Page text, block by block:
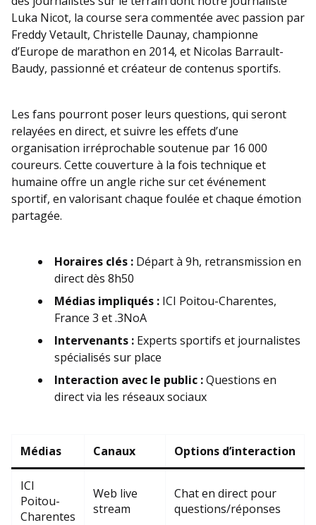
Luka Nicot, la course sera commentée avec passion par
Freddy Vetault, Christelle Daunay, championne
d’Europe de marathon en 2014, et Nicolas Barrault-
Baudy, passionné et créateur de contenus sportifs.
Les fans pourront poser leurs questions, qui seront
relayées en direct, et suivre les effets d’une
organisation irréprochable soutenue par 16 000
coureurs. Cette couverture à la fois technique et
humaine offre un angle riche sur cet événement
sportif, en valorisant chaque foulée et chaque émotion
partagée.
Horaires clés : Départ à 9h, retransmission en
direct dès 8h50
Médias impliqués : ICI Poitou-Charentes,
France 3 et .3NoA
Intervenants : Experts sportifs et journalistes
spécialisés sur place
Interaction avec le public :Questions en
direct via les réseaux sociaux
Médias Canaux Options d’interaction
ICI
Poitou-
Charentes
Web live
stream
Chat en direct pour
questions/réponses